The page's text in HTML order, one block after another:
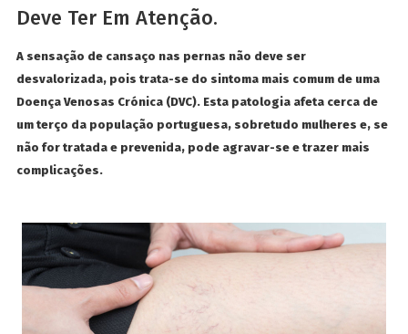
Deve Ter Em Atenção.
A sensação de cansaço nas pernas não deve ser
desvalorizada, pois trata-se do sintoma mais comum de uma
Doença Venosas Crónica (DVC). Esta patologia afeta cerca de
um terço da população portuguesa, sobretudo mulheres e, se
não for tratada e prevenida, pode agravar-se e trazer mais
complicações.